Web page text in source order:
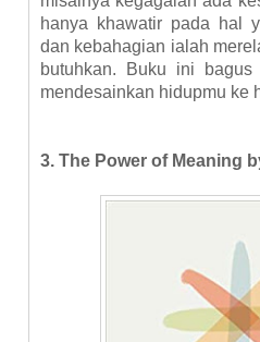
hanya khawatir pada hal
dan kebahagian ialah
butuhkan. Buku ini
mendesainkan hidupmu ke
3. The Power of Meaning